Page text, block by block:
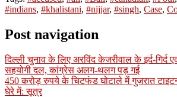
#indians, #khalistani, #nijjar, #singh, Case,
Post navigation
दिल्ली चुनाव के लिए अरविंद केजरीवाल के इर्द-गिर्द
सहयोगी दल, कांग्रेस अलग-थलग पड़ गई
450 करोड़ रुपये के चिटफंड घोटाले में गुजरात
घेरे में: सूत्र